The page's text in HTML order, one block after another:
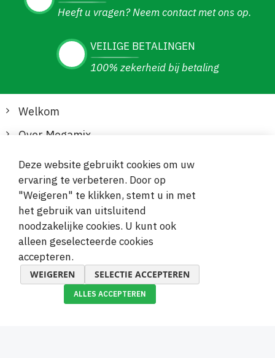
Heeft u vragen? Neem contact met ons op.
VEILIGE BETALINGEN
100% zekerheid bij betaling
Welkom
Over Megamix
Informatie
Klantenservice
Veilige en gemakkelijke betalingen
Deze website gebruikt cookies om uw
ervaring te verbeteren. Door op
"Weigeren" te klikken, stemt u in met
het gebruik van uitsluitend
noodzakelijke cookies. U kunt ook
alleen geselecteerde cookies
accepteren.
WEIGEREN SELECTIE ACCEPTEREN
ALLES ACCEPTEREN